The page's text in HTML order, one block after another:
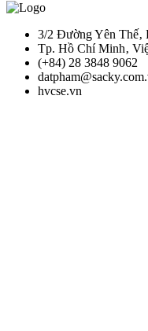
3/2 Đường Yên Thế‚
Tp. Hồ Chí Minh‚
(+84) 28 3848 9062
hvcse.vn